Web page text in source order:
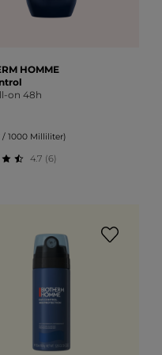
HOMME
on 48h
/ 1000 Milliliter)
4.7 (6)